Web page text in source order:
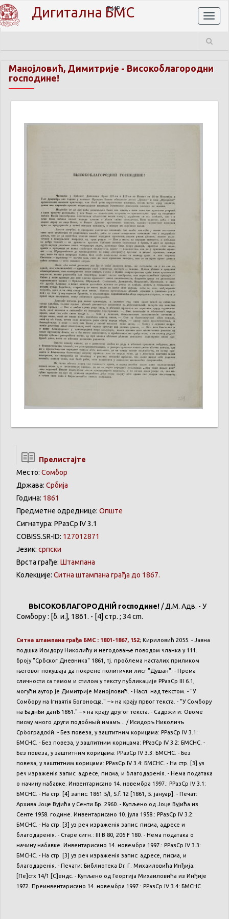
Дигитална БМС
ЋИР
Манојловић, Димитрије - Високоблагородни
господине!
Прелистајте
Место: Сомбор
Држава: Србија
Година: 1861
Предметне одреднице: Oпште
Сигнатура: РРазСр IV 3.1
COBISS.SR-ID: 127012871
Језик: српски
Врста грађе: Штампана
Колекције: Ситна штампана грађа до 1867.
ВЫСОКОБЛАГОРОДНІЙ господине! / Д.М. Адв. - У
Сомбору : [б. и.], 1861. - [4] стр. ; 34 cm.
Ситна штампана грађа БМС : 1801-1867, 152; Кириловић 2055. - Јавна
подшка Исидору Николићу и негодовање поводом чланка у 111.
броју "Србског Дневника" 1861, тј. проблема насталих приликом
његовог покушаја да покрене политички лист "Душан". - Према
сличности са темом и стилом у тексту публикације РРазСр III 6.1,
могући аутор је Димитрије Манојловић. - Насл. над текстом. - "У
Сомбору на Ігнаятія Богоносца." --> на крају првог текста. - "У Сомбору
на БаднЬи данЪ 1861." --> на крају другог текста. - Садржи и: Овоме
писму много други подобный имамъ... / Исидоръ Николичъ
Србоградскій. - Без повеза, у заштитним корицама: РРазСр IV 3.1:
БМСНС. - Без повеза, у заштитним корицама: РРазСр IV 3.2: БМСНС. -
Без повеза, у заштитним корицама: РРазСр IV 3.3: БМСНС. - Без
повеза, у заштитним корицама: РРазСр IV 3.4: БМСНС. - На стр. [3] уз
реч израженія запис: адресе, писма, и благодаренія. - Нема података
о начину набавке. Инвентарисано 14. новембра 1997.: РРазСр IV 3.1:
БМСНС. - На стр. [4] запис: 1861 5/I, S.f. 12 [1861, 5. јануар]. - Печат:
Архива Јоце Вујића у Сенти Бр. 2960. - Купљено од Јоце Вујића из
Сенте 1958. године. Инвентарисано 10. јула 1958.: РРазСр IV 3.2:
БМСНС. - На стр. [3] уз реч израженія запис: писма, адресе и
благодаренія. - Старе сигн.: III B 80, 206 F 180. - Нема података о
начину набавке. Инвентарисано 14. новембра 1997.: РРазСр IV 3.3:
БМСНС. - На стр. [3] уз реч израженія запис: адресе, писма, и
благодаренія. - Печати: Библиотека Dr. Г. Михаиловића Инђија;
[Пе]стх 14/1 [С]ендс. - Купљено од Георгија Михаиловића из Инђије
1972. Преинвентарисано 14. новембра 1997.: РРазСр IV 3.4: БМСНС